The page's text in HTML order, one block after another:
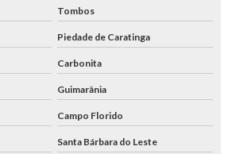
Tombos
Piedade de Caratinga
Carbonita
Guimarânia
Campo Florido
Santa Bárbara do Leste